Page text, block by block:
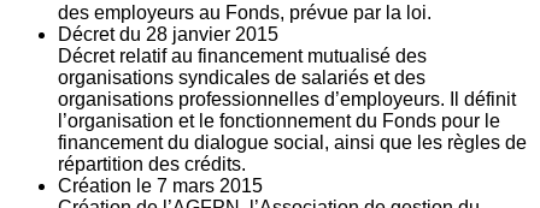
des employeurs au Fonds, prévue par la loi.
Décret du 28 janvier 2015
Décret relatif au financement mutualisé des
organisations syndicales de salariés et des
organisations professionnelles d’employeurs. Il définit
l’organisation et le fonctionnement du Fonds pour le
financement du dialogue social, ainsi que les règles de
répartition des crédits.
Création le 7 mars 2015